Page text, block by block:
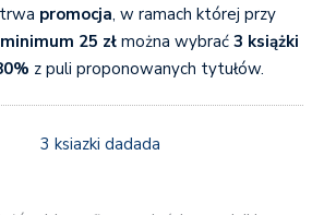
trwa promocja, w ramach której przy
25 zł można wybrać 3 książki
z puli proponowanych tytułów.